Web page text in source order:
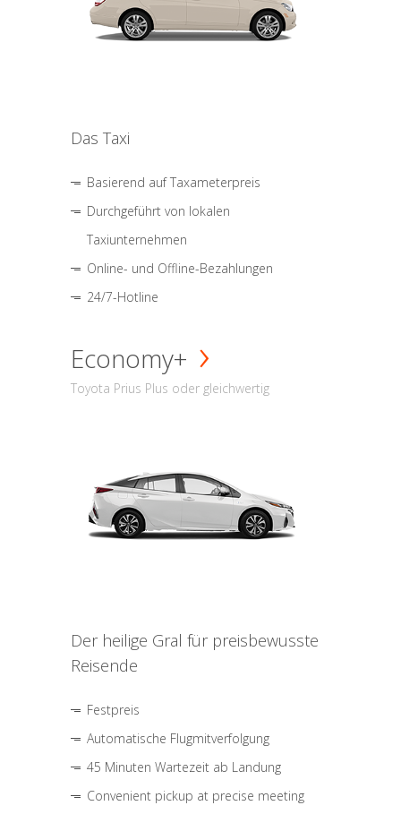
Das Taxi
Basierend auf Taxameterpreis
Durchgeführt von lokalen
Taxiunternehmen
Online- und Offline-Bezahlungen
24/7-Hotline
Economy+
Toyota Prius Plus oder gleichwertig
Der heilige Gral für preisbewusste
Reisende
Festpreis
Automatische Flugmitverfolgung
45 Minuten Wartezeit ab Landung
Convenient pickup at precise meeting